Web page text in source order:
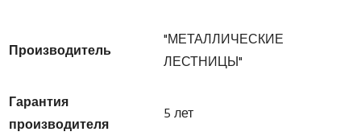
Производитель
"МЕТАЛЛИЧЕСКИЕ
ЛЕСТНИЦЫ"
Гарантия
производителя
5 лет